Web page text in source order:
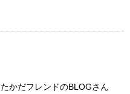
たかだフレンドのBLOGさん